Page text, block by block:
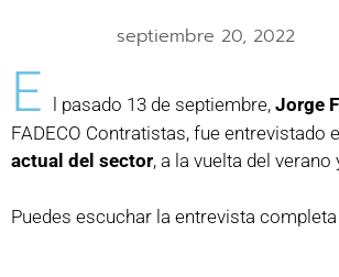
septiembre 20, 2022
E l pasado 13 de septiembre, Jorge
FADECO Contratistas, fue entrevistado
actual del sector, a la vuelta del
Puedes escuchar la entrevista